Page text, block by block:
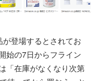
登場するとされてお
始の7日からフライン
「在庫がなくなり次第